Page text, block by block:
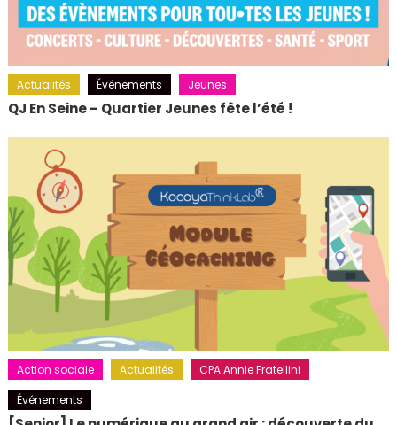
Actualités Événements Jeunes
QJ En Seine – Quartier Jeunes fête l’été !
Action sociale Actualités
CPA Annie Fratellini
Événements